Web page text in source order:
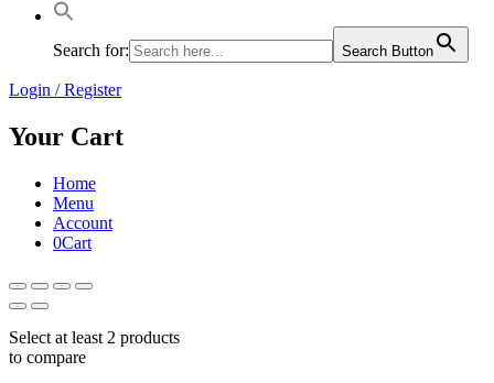
Search for: Search Button
Login / Register
Your Cart
Home
Menu
Account
0Cart
Select at least 2 products
to compare